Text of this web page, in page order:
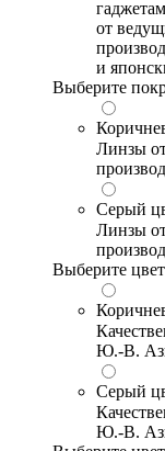
от
и
Выберите
Линзы
Серый
Линзы
Выберите цвет
Ю.-В.
Серый
Ю.-В.